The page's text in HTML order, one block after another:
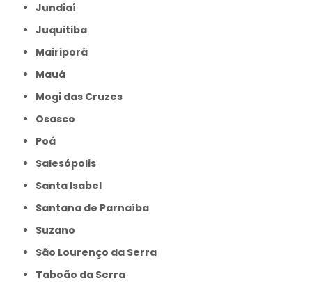
Jundiaí
Juquitiba
Mairiporã
Mauá
Mogi das Cruzes
Osasco
Poá
Salesópolis
Santa Isabel
Santana de Parnaíba
Suzano
São Lourenço da Serra
Taboão da Serra